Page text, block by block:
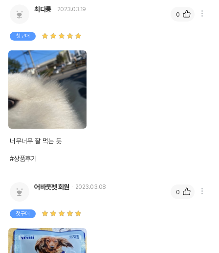
최다롱 2023.03.19
첫구매
너무너무 잘 먹는 듯
#상품후기
0
어바웃펫 회원 2023.03.08
첫구매
0